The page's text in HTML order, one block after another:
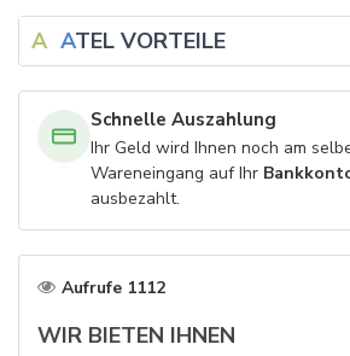
Schnelle Auszahlung
Ihr Geld wird Ihnen noch am
Wareneingang auf Ihr
ausbezahlt.
AV ATEL VORTEILE
WIR BIETEN IHNEN
Aufrufe 1112